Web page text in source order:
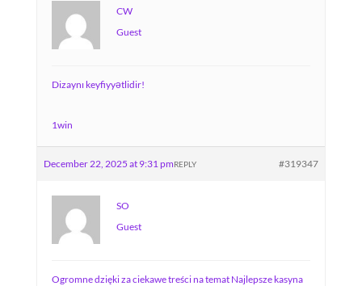
CW
Guest
Dizaynı keyfiyyətlidir!
1win
December 22, 2025 at 9:31 pm #319347
REPLY
SO
Guest
Ogromne dzięki za ciekawe treści na temat Najlepsze kasyna